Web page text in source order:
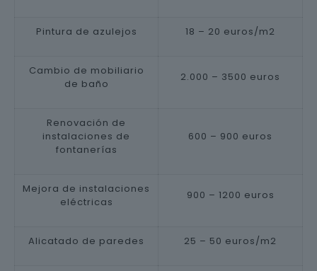
Pintura de azulejos 18 – 20 euros/m2
Cambio de mobiliario
de baño
2.000 – 3500 euros
Renovación de
instalaciones de
fontanerías
600 – 900 euros
Mejora de instalaciones
eléctricas
900 – 1200 euros
Alicatado de paredes 25 – 50 euros/m2